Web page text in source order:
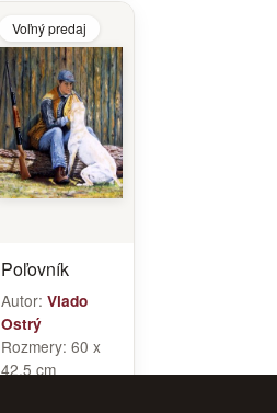
Voľný predaj
Poľovník
Autor: Vlado
Ostrý
Rozmery: 60 x
42,5 cm